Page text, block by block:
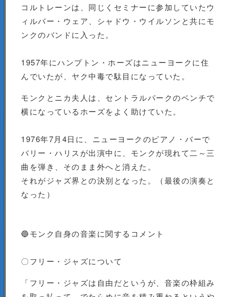
コルトレーンは、同じくセミナーに参加していたウ
ィルバー・ウェア、シャドウ・ウイルソンと共にモ
ンクのバンドに入った。
1957年にハンプトン・ホーズはニューヨークに住
んでいたが、ヤク中毒で駄目になっていた。
モンクとニカ夫人は、セントラルパークのベンチで
横になっているホーズをよく助けていた。
1976年7月4日に、ニューヨークのピアノ・バーで
バリー・ハリスが出演中に、モンクが現れて二～三
曲を弾き、そのまま外へと消えた。
それがジャズ界との決別となった。（最後の演奏と
なった）
🔵モンク自身の音楽に関するコメント
〇フリー・ジャズについて
「フリー・ジャズは自由だというが、音楽の枠組み